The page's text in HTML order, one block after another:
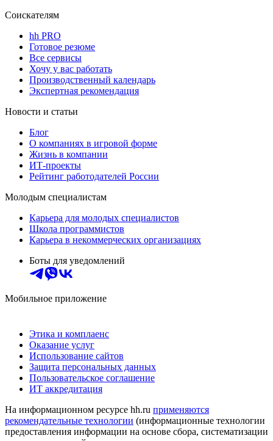
Соискателям
hh PRO
Готовое резюме
Все сервисы
Хочу у вас работать
Производственный календарь
Экспертная рекомендация
Новости и статьи
Блог
О компаниях в игровой форме
Жизнь в компании
ИТ-проекты
Рейтинг работодателей России
Молодым специалистам
Карьера для молодых специалистов
Школа программистов
Карьера в некоммерческих организациях
Боты для уведомлений
Мобильное приложение
Этика и комплаенс
Оказание услуг
Использование сайтов
Защита персональных данных
Пользовательское соглашение
ИТ аккредитация
На информационном ресурсе hh.ru применяются
рекомендательные технологии (информационные технологии
предоставления информации на основе сбора, систематизации